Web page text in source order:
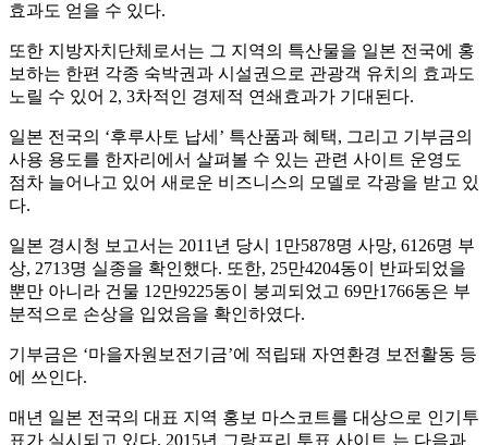
효과도 얻을 수 있다.
또한 지방자치단체로서는 그 지역의 특산물을 일본 전국에 홍
보하는 한편 각종 숙박권과 시설권으로 관광객 유치의 효과도
노릴 수 있어 2, 3차적인 경제적 연쇄효과가 기대된다.
일본 전국의 ‘후루사토 납세’ 특산품과 혜택, 그리고 기부금의
사용 용도를 한자리에서 살펴볼 수 있는 관련 사이트 운영도
점차 늘어나고 있어 새로운 비즈니스의 모델로 각광을 받고 있
다.
일본 경시청 보고서는 2011년 당시 1만5878명 사망, 6126명 부
상, 2713명 실종을 확인했다. 또한, 25만4204동이 반파되었을
뿐만 아니라 건물 12만9225동이 붕괴되었고 69만1766동은 부
분적으로 손상을 입었음을 확인하였다.
기부금은 ‘마을자원보전기금’에 적립돼 자연환경 보전활동 등
에 쓰인다.
매년 일본 전국의 대표 지역 홍보 마스코트를 대상으로 인기투
표가 실시되고 있다. 2015년 그랑프리 투표 사이트 는 다음과